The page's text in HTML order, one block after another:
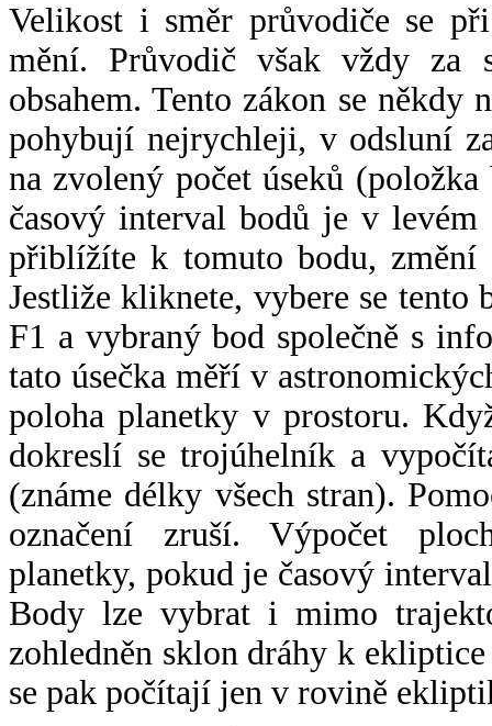
Velikost i směr průvodiče se
mění. Průvodič však vždy za
obsahem. Tento zákon se někdy
pohybují nejrychleji, v odsluní
na zvolený počet úseků
časový interval bodů je v
přiblížíte k tomuto bodu,
Jestliže kliknete, vybere se tento
F1 a vybraný bod společně s
tato úsečka měří v
poloha planetky v prostoru.
dokreslí se trojúhelník a
(známe délky všech stran).
označení zruší. Výpočet
planetky, pokud je časový
Body lze vybrat i mimo
zohledněn sklon dráhy k
se pak počítají jen v rovině